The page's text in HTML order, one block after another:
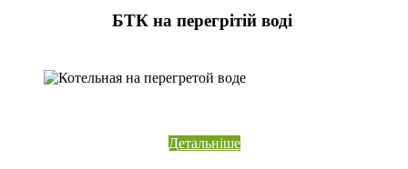
БТК на перегрітій воді
Детальніше